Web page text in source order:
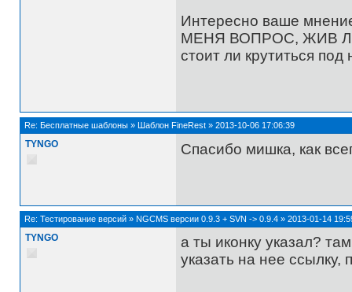
Интересно ваше
МЕНЯ ВОПРОС, ЖИВ ЛИ
стоит ли крутиться под
Re: Бесплатные шаблоны » Шаблон FineRest » 2013-10-06 17:06:39
TYNGO Спасибо мишка, как
Re: Тестирование версий » NGCMS версии 0.9.3 + SVN -> 0.9.4 » 2013-01-14
TYNGO
а ты иконку указал?
указать на нее ссылку,